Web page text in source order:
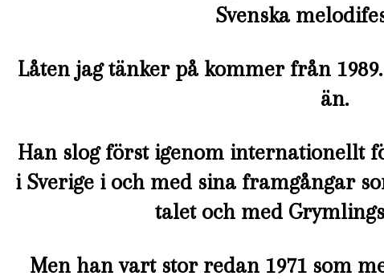
Svenska
Låten jag tänker på kommer från
än.
Han slog först igenom internationellt
i Sverige i och med sina framgångar
talet och med
Men han vart stor redan 1971 som